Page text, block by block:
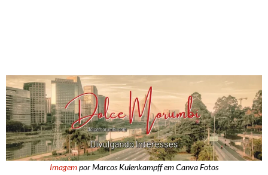
Imagempor Marcos Kulenkampff em Canva Fotos